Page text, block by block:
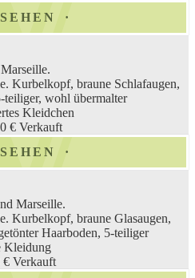
Kurbelkopf, braune Schlafaugen,
teiliger, wohl übermalter
Kleidchen
€ Verkauft
Marseille.
Kurbelkopf, braune Glasaugen,
Haarboden, 5-teiliger
Kleidung
€ Verkauft